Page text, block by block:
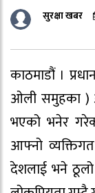
सुरक्षा खबर
काठमाडौं ।
ओली समुहका )
भएको भनेर
आफ्नो
देशलाई भने ठूलो